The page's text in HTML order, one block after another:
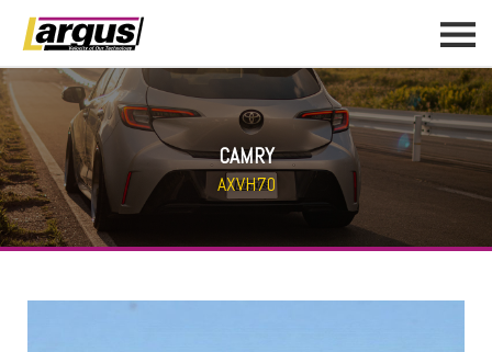
CAMRY
AXVH70